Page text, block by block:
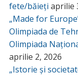
fete/băieți aprilie
„Made for
Olimpiada de
Olimpiada
aprilie 2, 2026
„Istorie și